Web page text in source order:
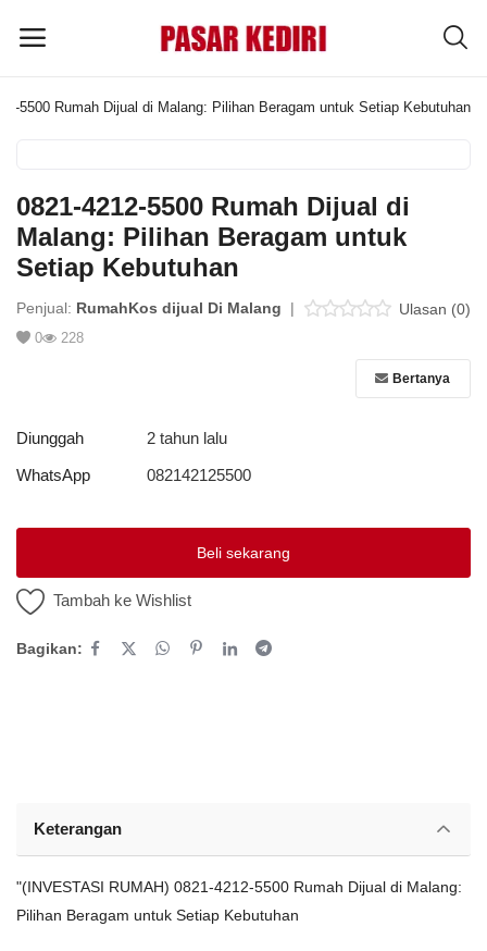
MENU UTAMA
Kategori
Home
Blog
Tentang Kami
Hubungi Kami
5500 Rumah Dijual di Malang: Pilihan Beragam untuk Setiap Kebutuhan
0821-4212-5500 Rumah Dijual di
Malang: Pilihan Beragam untuk
Setiap Kebutuhan
Penjual: RumahKos dijual Di Malang | Ulasan (0)
0 228
Bertanya
Diunggah
2 tahun lalu
WhatsApp
082142125500
Beli sekarang
Tambah ke Wishlist
Bagikan:
Keterangan
"(INVESTASI RUMAH) 0821-4212-5500 Rumah Dijual di Malang:
Pilihan Beragam untuk Setiap Kebutuhan